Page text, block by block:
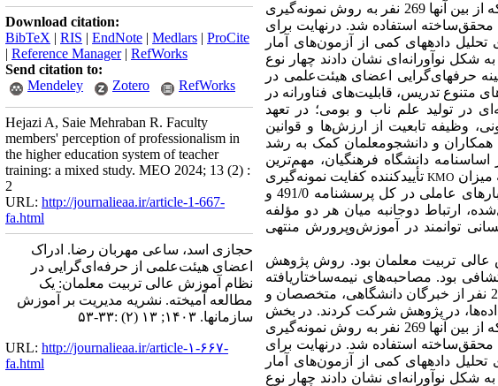
کمی جامعه آماری شامل کلیه اعضای هیئت‌علمی دانشگاه فرهنگیان به تعداد 900 نفر بودند که از بین آنها 269 نفر به روش نمونه‌گیری
محقق‌ساخته استفاده شد.درنهایت برای
تحلیل داده­های کمی از آزمون‌های آمار
شکل نوآورانه‌ای نشان دادند چهار نوع
حرفه­ای‌گرایی اعضای هیئت‌علمی در
متنوع تدریس، قابلیت‌های فناورانه در
در تولید علم ناب و بومی؛ در
تعهد
وظیفه تابعیت
از ارزش‌ها و قوانین
همکاران و دانشجومعلمان کمک به رشد
دانشگاه فرهنگیان، مهم‌ترین
میزان KMOتأییدکننده کفایت نمونه‌گیری
بوده و آزمون خی بارتلت نیز در سطح 001/0، معنادار به دست آمده است. همچنین حداقل بارهای عاملی در کل پرسشنامه 491/0 و
ارتباط دوجانبه میان هر دو مؤلفه
توانمند در آموزش‌وپرورش منتهی
عالی تربیت معلمان بود. روش پژوهش
بود. مصاحبه‌های نیمه‌ساختاریافته
به‌عنوان ابزار اصلی گردآوری اطلاعات بخش کیفی و با کاربست روش نمونه‌گیری هدفمند، 22 نفر از خبرگان دانشگاهی، متخصصان و
در پژوهش شرکت کردند. در بخش
کمی جامعه آماری شامل کلیه اعضای هیئت‌علمی دانشگاه فرهنگیان به تعداد 900 نفر بودند که از بین آنها 269 نفر به روش نمونه‌گیری
محقق‌ساخته استفاده شد.درنهایت برای
تحلیل داده­های کمی از آزمون‌های آمار
شکل نوآورانه‌ای نشان دادند چهار نوع
Download citation:
BibTeX | RIS | EndNote | Medlars | ProCite
| Reference Manager| RefWorks
Send citation to:
Mendeley
Zotero RefWorks
Hejazi A, Saie Mehraban R. Faculty
members' perception of professionalism in
the higher education system of teacher
training: a mixed study. MEO 2024; 13 (2) :
2
URL: http://journalieaa.ir/article-1-667-
fa.html
حجازی اسد، ساعی مهربان رضا. ادراک
اعضای هیئت‌علمی از حرفه‌ای‌گرایی در
نظام آموزش عالی تربیت معلمان: یک
مطالعه آمیخته. نشریه مديريت بر آموزش
سازمانها. ۱۴۰۳; ۱۳ (۲) :۳۳-۵۳
URL: http://journalieaa.ir/article-۱-۶۶۷-
fa.html